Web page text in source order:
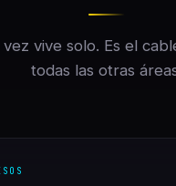
vive solo. Es el
todas las otras